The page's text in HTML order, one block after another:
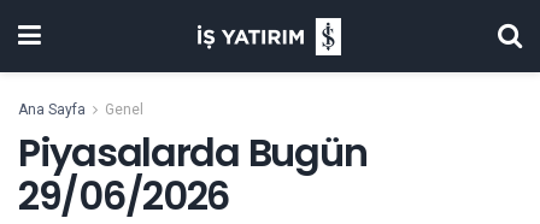
Ana Sayfa Genel
Piyasalarda Bugün
29/06/2026